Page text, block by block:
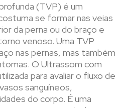
(TVP) é um
se formar nas veias
da perna ou do braço e
venoso. Uma TVP
nas pernas, mas também
O Ultrassom com
para avaliar o fluxo de
sanguíneos,
do corpo. É uma